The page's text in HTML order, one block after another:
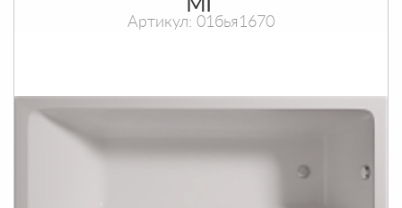
МГ
Артикул: 01бья1670